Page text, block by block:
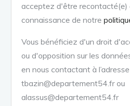
acceptez d'être recontacté(e)
connaissance de notre
Vous bénéficiez d'un droit
ou d'opposition sur les
en nous contactant à
tbazin@departement54.fr ou
alassus@departement54.fr